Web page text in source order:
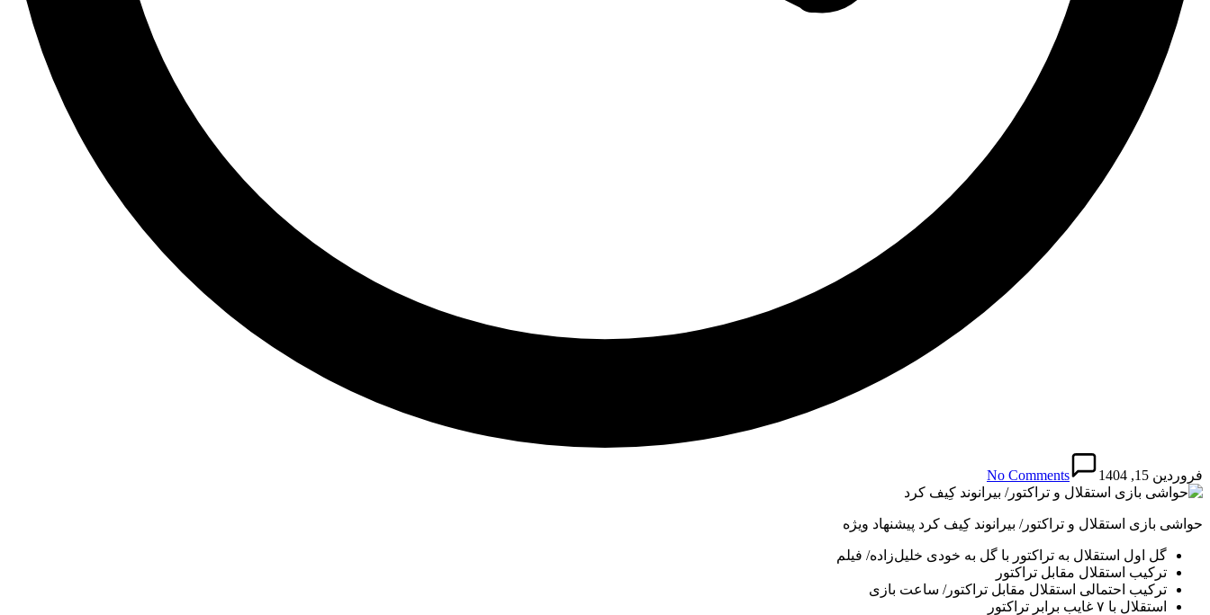
فروردین 15, 1404 No Comments
حواشی بازی استقلال و تراکتور/ بیرانوند کِیف کرد پیشنهاد ویژه
گل اول استقلال به تراکتور با گل به خودی خلیل‌زاده/ فیلم
ترکیب استقلال مقابل تراکتور
ترکیب احتمالی استقلال مقابل تراکتور/ ساعت بازی
استقلال با ۷ غایب برابر تراکتور